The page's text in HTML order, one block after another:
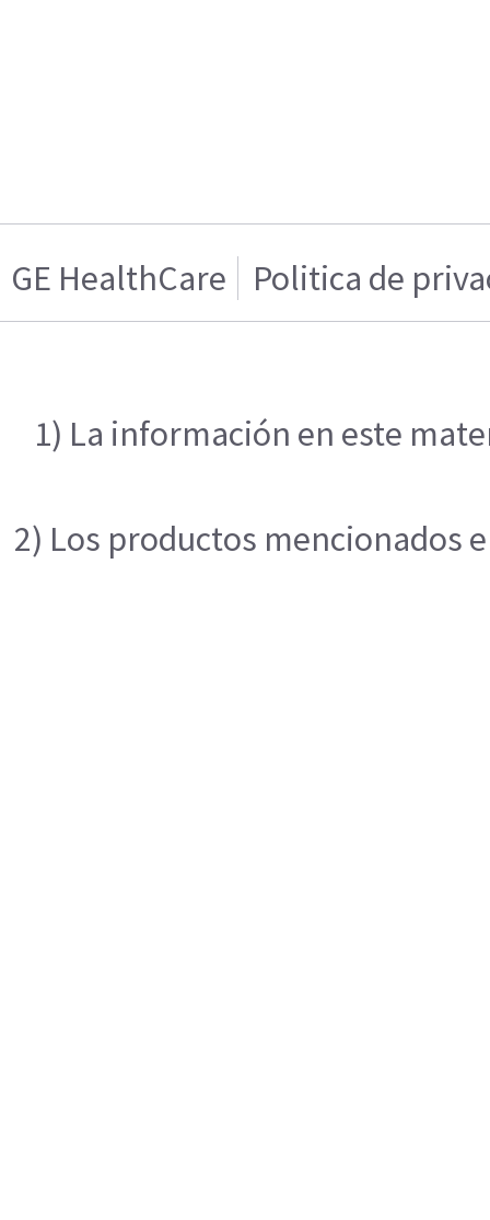
GE HealthCare Politica de
1) La información en este
2) Los productos mencionados